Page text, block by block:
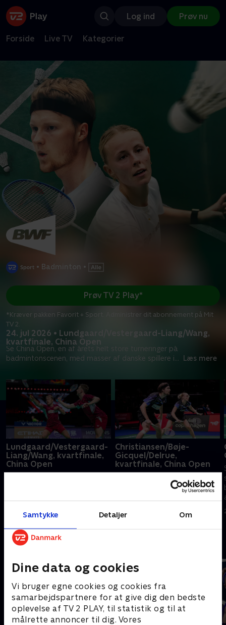
Samtykke Detaljer Om
Dine data og cookies
Vi bruger egne cookies og cookies fra
samarbejdspartnere for at give dig den bedste
oplevelse af TV 2 PLAY, til statistik og til at
målrette annoncer til dig. Vores
Log ind Prøv nu
Forside Live TV Kategorier
• Badminton •
24. jul 2026 • Lundgaard/Vestergaard-Liang/Wang,
kvartfinale, China Open
Se China Open, en af årets helt store turneringer på
badmintonscenen, med masser af danske spillere i... Læs mere
Prøv TV 2 Play*
*Kræver pakken Favorit + Sport. Administrer dit abonnement på Mit
TV 2.
Lundgaard/Vestergaard-
Liang/Wang, kvartfinale,
China Open
24. juli 2026 • 42 min
Christiansen/Bøje-
Gicquel/Delrue,
kvartfinale, China Open
store turneringer på
24. juli 2026 • 61 min
Andre så også